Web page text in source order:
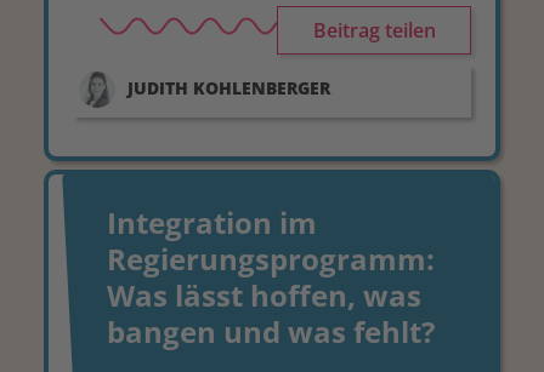
Beitrag teilen
JUDITH KOHLENBERGER
Integration im
Regierungsprogramm:
Was lässt hoffen, was
bangen und was fehlt?